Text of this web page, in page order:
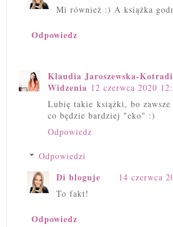
Mi również :) A książka
Odpowiedz
Klaudia Jaroszewska-
Widzenia 12 czerwca 2020
Lubię takie książki, bo
co będzie bardziej "eko" :)
Odpowiedz
Odpowiedzi
Di bloguje
14 czerwca
To fakt!
Odpowiedz